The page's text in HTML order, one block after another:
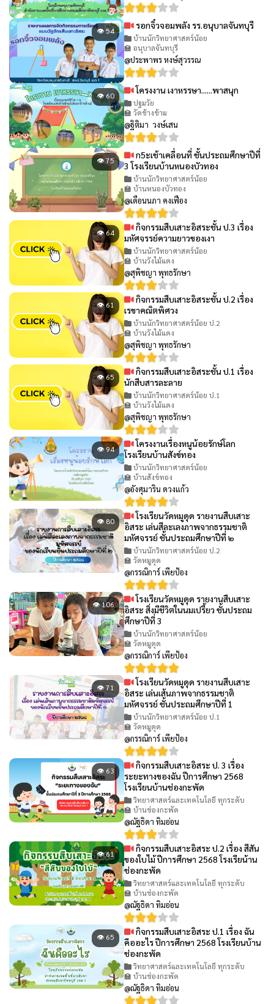
👁 54 รอกจิ๋วจอมพลัง รร.อนุบาลจันทบุรี
บ้านนักวิทยาศาสตร์น้อย
🏫 อนุบาลจันทบุรี
@ประพาพร หงษ์สุวรรณ
👁 60 โครงงาน เงาหรรษา......พาสนุก
ปฐมวัย
🏫 วัดช้างข้าม
@ฐิติมา วงษ์เสน
👁 75
ก5ะเช้าเคลื่อนที่ ชั้นประถมศึกษาปีที่
3 โรงเรียนบ้านหนองบัวทอง
บ้านนักวิทยาศาสตร์น้อย
🏫 บ้านหนองบัวทอง
@เดือนนภา คงเฟือง
👁 64
กิจกรรมสืบเสาะอิสระชั้น ป.3 เรื่อง
มหัศจรรย์ความยาวของเงา
บ้านนักวิทยาศาสตร์น้อย
🏫 บ้านวังไม้แดง
@สุพิชญา พุทธรักษา
👁 61
กิจกรรมสืบเสาะอิสระชั้น ป.2 เรื่อง
เรขาคณิตพิศวง
บ้านนักวิทยาศาสตร์น้อย ป.2
🏫 บ้านวังไม้แดง
@สุพิชญา พุทธรักษา
👁 65
กิจกรรมสืบเสาะอิสระชั้น ป.1 เรื่อง
นักสืบสารละลาย
บ้านนักวิทยาศาสตร์น้อย ป.1
🏫 บ้านวังไม้แดง
@สุพิชญา พุทธรักษา
👁 94
โครงงานเรื่องหนูน้อยรักษ์โลก
โรงเรียนบ้านสังข์ทอง
บ้านนักวิทยาศาสตร์น้อย
🏫 บ้านสังข์ทอง
@อังศุมาริน ดวงแก้ว
👁 80
โรงเรียนวัดหมูดุด รายงานสืบเสาะ
อิสระ เล่นสีละเลงภาพจากธรรมชาติ
มหัศจรรย์ ชั้นประถมศึกษาปีที่ ๒
บ้านนักวิทยาศาสตร์น้อย ป.2
🏫 วัดหมูดุด
@กรรณิการ์ เพียป้อง
👁 106
โรงเรียนวัดหมูดุด รายงานสืบเสาะ
อิสระ สิ่งมีชีวิตในนมเปรี้ยว ชั้นประถม
ศึกษาปีที่ 3
บ้านนักวิทยาศาสตร์น้อย
🏫 วัดหมูดุด
@กรรณิการ์ เพียป้อง
👁 71
โรงเรียนวัดหมูดุด รายงานสืบเสาะ
อิสระ เล่นเส้นภาพจากธรรมชาติ
มหัศจรรย์ ชั้นประถมศึกษาปีที่ 1
บ้านนักวิทยาศาสตร์น้อย ป.1
🏫 วัดหมูดุด
@กรรณิการ์ เพียป้อง
👁 63
กิจกรรมสืบเสาะอิสระ ป. 3 เรื่อง
ระยะทางของฉัน ปีการศึกษา 2568
โรงเรียนบ้านช่องกะพัด
วิทยาศาสตร์และเทคโนโลยี ทุกระดับ
🏫 บ้านช่องกะพัด
@ณัฐธิดา ทิมอ่อน
👁 61
กิจกรรมสืบเสาะอิสระ ป.2 เรื่อง สีสัน
ของใบไม้ ปีการศึกษา 2568 โรงเรียน้าน
ช่องกะพัด
วิทยาศาสตร์และเทคโนโลยี ทุกระดับ
🏫 บ้านช่องกะพัด
@ณัฐธิดา ทิมอ่อน
👁 65
กิจกรรมสืบเสาะอิสระ ป.1 เรื่อง ฉัน
คืออะไร ปีการศึกษา 2568 โรงเรียนบ้าน
ช่องกะพัด
วิทยาศาสตร์และเทคโนโลยี ทุกระดับ
🏫 บ้านช่องกะพัด
@ณัฐธิดา ทิมอ่อน